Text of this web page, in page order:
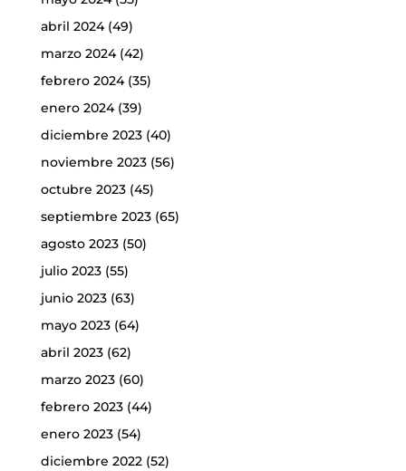
abril 2024(49)
marzo 2024(42)
febrero 2024(35)
enero 2024(39)
diciembre 2023(40)
noviembre 2023(56)
octubre 2023(45)
septiembre 2023(65)
agosto 2023(50)
julio 2023(55)
junio 2023(63)
mayo 2023(64)
abril 2023(62)
marzo 2023(60)
febrero 2023(44)
enero 2023(54)
diciembre 2022(52)